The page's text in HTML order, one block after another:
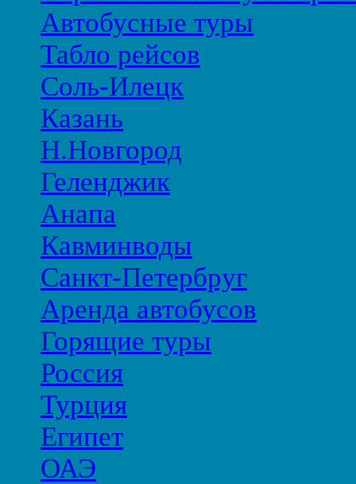
Автобусные туры
Табло рейсов
Соль-Илецк
Казань
Н.Новгород
Геленджик
Анапа
Кавминводы
Санкт-Петербруг
Аренда автобусов
Горящие туры
Россия
Турция
Египет
ОАЭ